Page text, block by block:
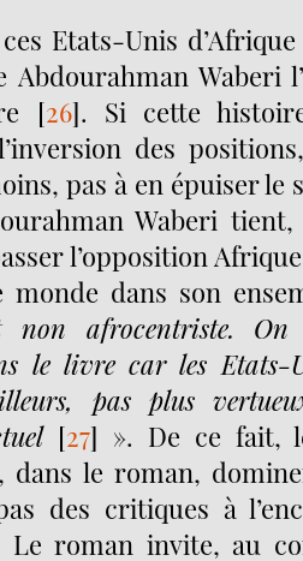
Etats-Unis
Abdourahman Waberi
[26]. Si cette
des
pas à en épuiser le
Waberi
l’opposition
monde dans son
non afrocentriste. On
le livre car les Etats-
pas plus
[27] ». De ce fait,
dans le roman,
des critiques à
Le roman invite, au